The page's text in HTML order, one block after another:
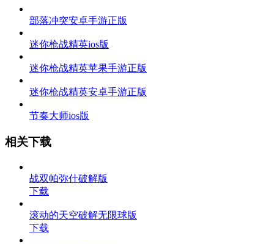
部落冲突安卓手游正版
迷你枪战精英ios版
迷你枪战精英苹果手游正版
迷你枪战精英安卓手游正版
节奏大师ios版
相关下载
战双帕弥什破解版
下载
滚动的天空破解无限球版
下载